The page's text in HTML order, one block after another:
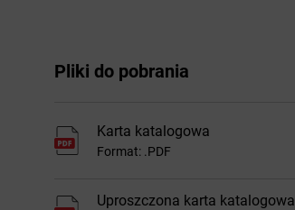
Pliki do pobrania
Karta katalogowa
Format: .PDF
Uproszczona karta katalogowa